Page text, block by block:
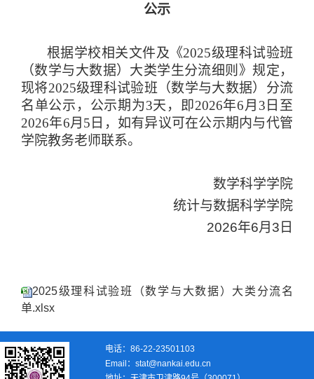
公示
根据学校相关文件及《2025级理科试验班
（数学与大数据）大类学生分流细则》规定，
现将2025级理科试验班（数学与大数据）分流
名单公示，公示期为3天，即2026年6月3日至
2026年6月5日，如有异议可在公示期内与代管
学院教务老师联系。
数学科学学院
统计与数据科学学院
2026年6月3日
2025级理科试验班（数学与大数据）大类分流名
单.xlsx
电话：86-22-23501103
Email：stat@nankai.edu.cn